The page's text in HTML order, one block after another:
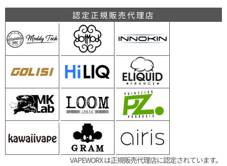
認定正規販売代理店
VAPEWORX は正規販売代理店に認定されています。